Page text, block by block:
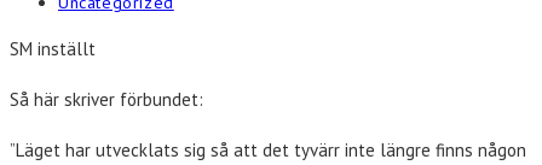
SM inställt
Så här skriver förbundet:
”Läget har utvecklats sig så att det tyvärr inte längre finns någon